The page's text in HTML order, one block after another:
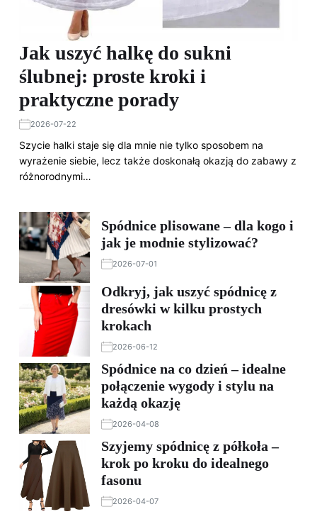
Jak uszyć halkę do sukni
ślubnej: proste kroki i
praktyczne porady
2026-07-22
Szycie halki staje się dla mnie nie tylko sposobem na
wyrażenie siebie, lecz także doskonałą okazją do zabawy z
różnorodnymi…
Spódnice plisowane – dla kogo i
jak je modnie stylizować?
2026-07-01
Odkryj, jak uszyć spódnicę z
dresówki w kilku prostych
krokach
2026-06-12
Spódnice na co dzień – idealne
połączenie wygody i stylu na
każdą okazję
2026-04-08
Szyjemy spódnicę z półkoła –
krok po kroku do idealnego
fasonu
2026-04-07